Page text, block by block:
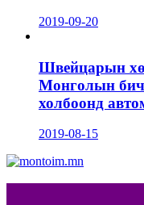
2019-09-20
Швейцарын
Монголын
холбоонд
2019-08-15